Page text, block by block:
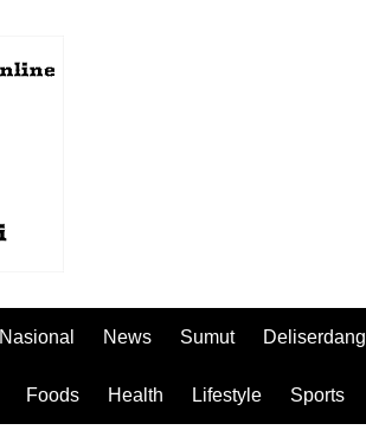
Nasional News Sumut Deliserdang
Foods Health Lifestyle Sports